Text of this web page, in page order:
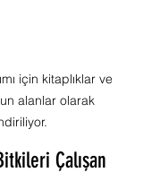
için kitaplıklar ve
alanlar olarak
Çalışan